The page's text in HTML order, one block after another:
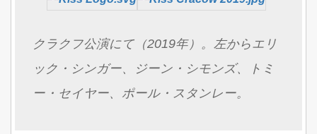
クラクフ公演にて（2019年）。左からエリ
ック・シンガー、ジーン・シモンズ、トミ
ー・セイヤー、ポール・スタンレー。